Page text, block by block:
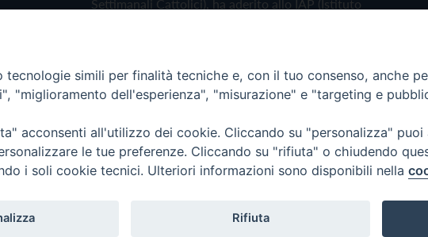
Settimanali Cattolici), ha aderito allo IAP (Istituto
Privacy Policy Cookie Policy
- Vita Trentina Editrice
tecnologie simili per finalità tecniche e, con il tuo consenso, anche
"miglioramento dell'esperienza", "misurazione" e "targeting e
acconsenti all'utilizzo dei cookie. Cliccando su "personalizza"
le tue preferenze. Cliccando su "rifiuta" o chiudendo
i soli cookie tecnici. Ulteriori informazioni sono disponibili nella
Rifiuta